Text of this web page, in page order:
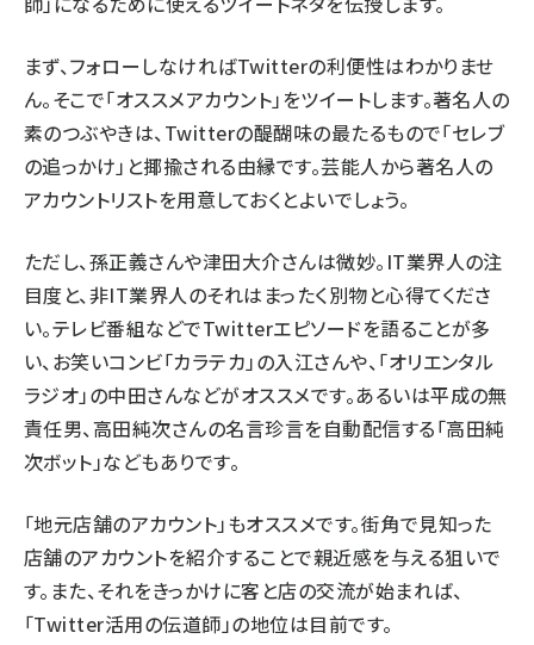
まず、フォローしなければTwitterの利便性はわかりませ
ん。そこで「オススメアカウント」をツイートします。著名人の
素のつぶやきは、Twitterの醍醐味の最たるもので「セレブ
の追っかけ」と揶揄される由縁です。芸能人から著名人の
アカウントリストを用意しておくとよいでしょう。
ただし、孫正義さんや津田大介さんは微妙。IT業界人の注
目度と、非IT業界人のそれはまったく別物と心得てくださ
い。テレビ番組などでTwitterエピソードを語ることが多
い、お笑いコンビ「カラテカ」の入江さんや、「オリエンタル
ラジオ」の中田さんなどがオススメです。あるいは平成の無
責任男、高田純次さんの名言珍言を自動配信する「高田純
次ボット」などもありです。
「地元店舗のアカウント」もオススメです。街角で見知った
店舗のアカウントを紹介することで親近感を与える狙いで
す。また、それをきっかけに客と店の交流が始まれば、
「Twitter活用の伝道師」の地位は目前です。